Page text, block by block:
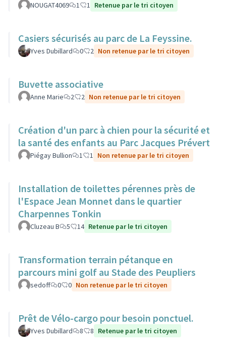
NOUGAT4069 1 1 Retenue par le tri citoyen
Casiers sécurisés au parc de La Feyssine.
Yves Dubillard 0 2 Non retenue par le tri citoyen
Buvette associative
Anne Marie 2 2 Non retenue par le tri citoyen
Création d'un parc à chien pour la sécurité et
la santé des enfants au Parc Jacques Prévert
Piégay Bullion 1 1 Non retenue par le tri citoyen
Installation de toilettes pérennes près de
l'Espace Jean Monnet dans le quartier
Charpennes Tonkin
Cluzeau B 5 14 Retenue par le tri citoyen
Transformation terrain pétanque en
parcours mini golf au Stade des Peupliers
sedoff 0 0 Non retenue par le tri citoyen
Prêt de Vélo-cargo pour besoin ponctuel.
Yves Dubillard 8 8 Retenue par le tri citoyen